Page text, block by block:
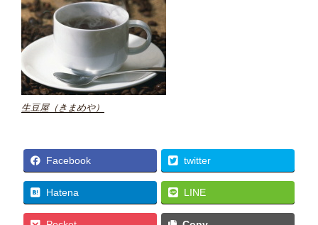
生豆屋（きまめや）
Facebook twitter
Hatena LINE